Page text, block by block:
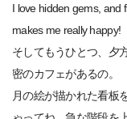
I love hidden gems, and
makes me really happy!
そしてもうひとつ、夕
密のカフェがあるの。
月の絵が描かれた看板